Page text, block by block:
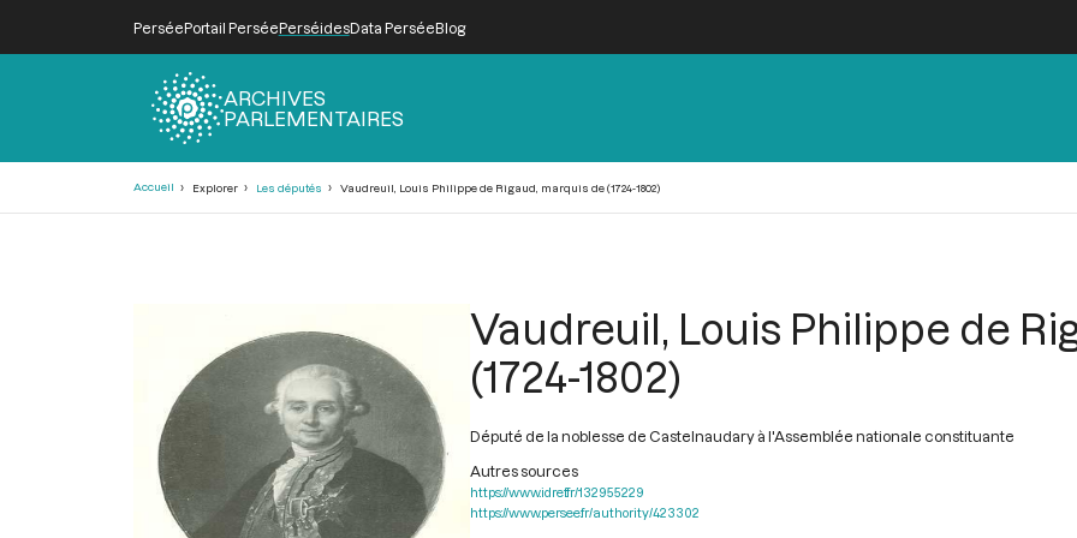
PerséePortail PerséePerséidesData PerséeBlog
ARCHIVES
PARLEMENTAIRES
Accueil Explorer Les députés Vaudreuil, Louis Philippe de Rigaud, marquis de (1724-1802)
Vaudreuil, Louis Philippe de
(1724-1802)
Député de la noblesse de Castelnaudary à l'Assemblée nationale constituante
Autres sources
https://www.idref.fr/132955229
https://www.persee.fr/authority/423302